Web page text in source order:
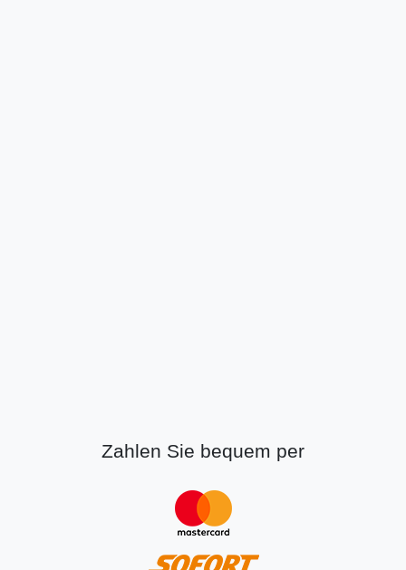
Zahlen Sie bequem per